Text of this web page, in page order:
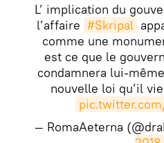
L’ implication du
l’affaire #Skripal
comme une
est ce que le
condamnera lui-
nouvelle loi qu’il
— RomaAeterna